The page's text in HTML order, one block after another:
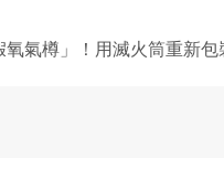
氧氣樽」！用滅火筒重新包